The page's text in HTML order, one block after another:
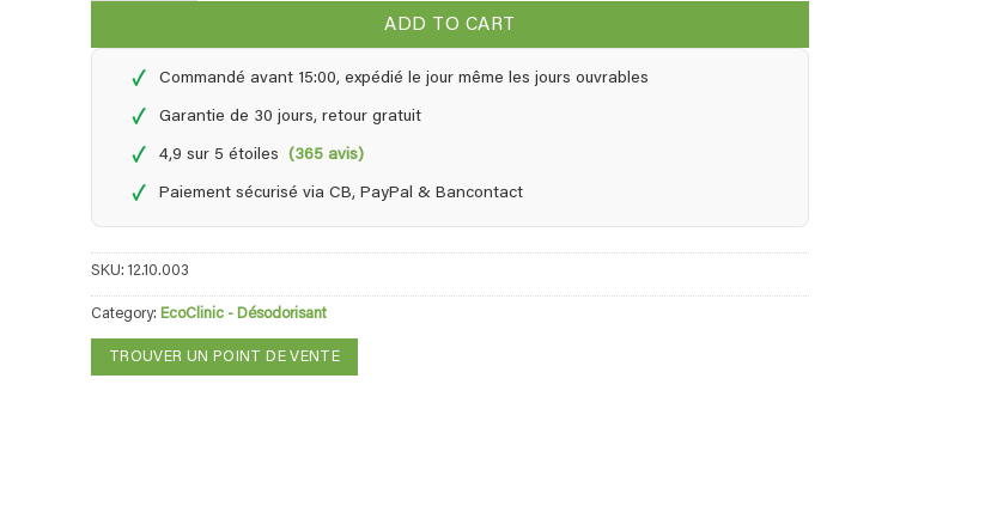
ADD TO CART
✓ Commandé avant 15:00, expédié le jour même les jours ouvrables
✓ Garantie de 30 jours, retour gratuit
✓ 4,9 sur 5 étoiles(365 avis)
✓ Paiement sécurisé via CB, PayPal & Bancontact
SKU: 12.10.003
Category: EcoClinic - Désodorisant
TROUVER UN POINT DE VENTE